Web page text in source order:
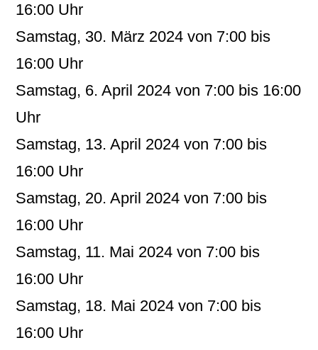
16:00 Uhr
Samstag, 30. März 2024 von 7:00 bis
16:00 Uhr
Samstag, 6. April 2024 von 7:00 bis 16:00
Uhr
Samstag, 13. April 2024 von 7:00 bis
16:00 Uhr
Samstag, 20. April 2024 von 7:00 bis
16:00 Uhr
Samstag, 11. Mai 2024 von 7:00 bis
16:00 Uhr
Samstag, 18. Mai 2024 von 7:00 bis
16:00 Uhr